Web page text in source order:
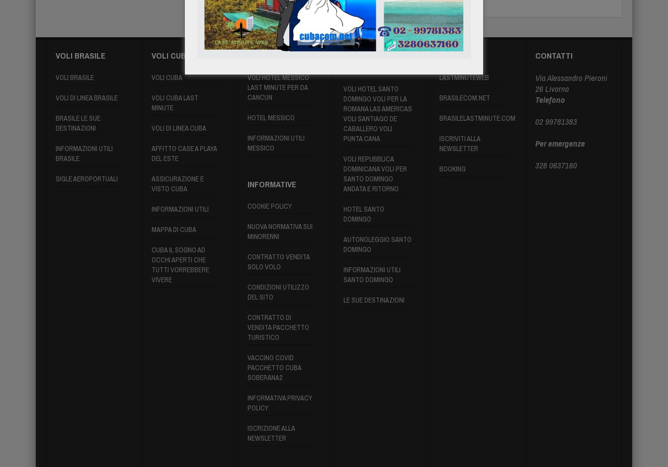
« Mag
VOLI BRASILE
VOLI BRASILE
VOLI DI LINEA BRASILE
BRASILE LE SUE
DESTINAZIONI
INFORMAZIONI UTILI
BRASILE
SIGLE AEROPORTUALI
VOLI CUBA
VOLI CUBA
VOLI CUBA LAST
MINUTE
VOLI DI LINEA CUBA
AFFITTO CASE A PLAYA
DEL ESTE
ASSICURAZIONE E
VISTO CUBA
INFORMAZIONI UTILI
MAPPA DI CUBA
CUBA IL SOGNO AD
OCCHI APERTI CHE
TUTTI VORREBBERE
VIVERE
VOLI MESSICO
VOLI HOTEL MESSICO
LAST MINUTE PER DA
CANCUN
HOTEL MESSICO
INFORMAZIONI UTILI
MESSICO
INFORMATIVE
COOKIE POLICY
NUOVA NORMATIVA SUI
MINORENNI
CONTRATTO VENDITA
SOLO VOLO
CONDIZIONI UTILIZZO
DEL SITO
CONTRATTO DI
VENDITA PACCHETTO
TURISTICO
VACCINO COVID
PACCHETTO CUBA
SOBERANA2
INFORMATIVA PRIVACY
POLICY
ISCRIZIONE ALLA
NEWSLETTER
VOLI SANTO
VOLI HOTEL SANTO
DOMINGO VOLI PER LA
ROMANA LAS AMERICAS
VOLI SANTIAGO DE
CABALLERO VOLI
PUNTA CANA
VOLI REPUBBLICA
DOMINICANA VOLI PER
SANTO DOMINGO
ANDATA E RITORNO
HOTEL SANTO
DOMINGO
AUTONOLEGGIO SANTO
DOMINGO
INFORMAZIONI UTILI
SANTO DOMINGO
LE SUE DESTINAZIONI
PARTNER
LASTMINUTEWEB
BRASILECOM.NET
BRASILELASTMINUTE.COM
ISCRIVITI ALLA
NEWSLETTER
BOOKING
CONTATTI
Via Alessandro Pieroni
26 Livorno
Telefono
02 99781383
Per emergenze
328 0637160